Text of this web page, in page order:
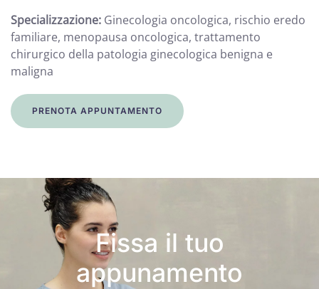
Specializzazione: Ginecologia oncologica, rischio eredo
familiare, menopausa oncologica, trattamento
chirurgico della patologia ginecologica benigna e
maligna
PRENOTA APPUNTAMENTO
Fissa il tuo
appunamento